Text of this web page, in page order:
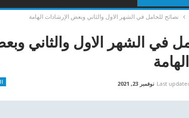
نصائح للحامل في الشهر الاول والثاني وبعض الإرشادات الهامة
في الشهر الاول والثاني
Last نوفمبر 23, 2021